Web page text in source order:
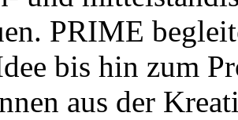
PRIME
bis hin zum
aus der